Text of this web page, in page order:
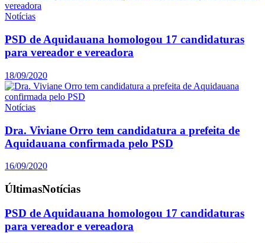
Notícias
PSD de Aquidauana homologou 17 candidaturas
para vereador e vereadora
18/09/2020
Notícias
Dra. Viviane Orro tem candidatura a prefeita de
Aquidauana confirmada pelo PSD
16/09/2020
ÚltimasNotícias
PSD de Aquidauana homologou 17 candidaturas
para vereador e vereadora